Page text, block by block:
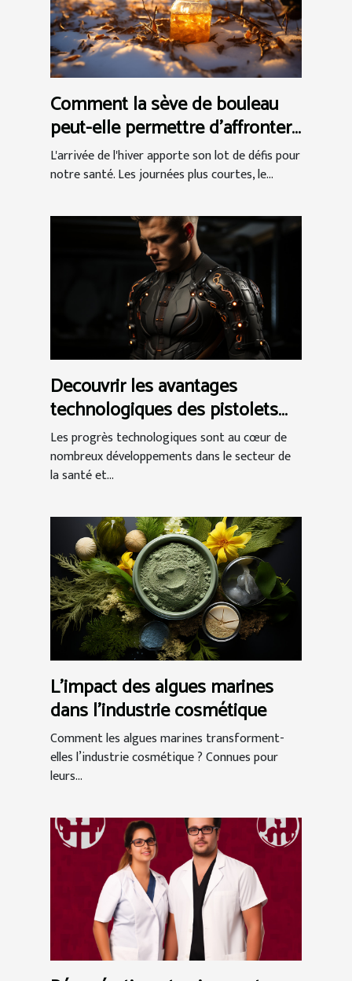
Comment la sève de bouleau
peut-elle permettre d'affronter
efficacement l'hiver ?
L'arrivée de l'hiver apporte son lot de défis pour
notre santé. Les journées plus courtes, le...
Decouvrir les avantages
technologiques des pistolets
de massage
Les progrès technologiques sont au cœur de
nombreux développements dans le secteur de
la santé et...
L'impact des algues marines
dans l'industrie cosmétique
Comment les algues marines transforment-
elles l’industrie cosmétique ? Connues pour
leurs...